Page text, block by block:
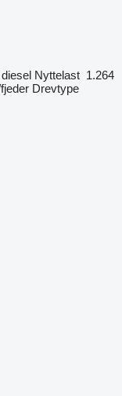
diesel Nyttelast 1.264
Drevtype